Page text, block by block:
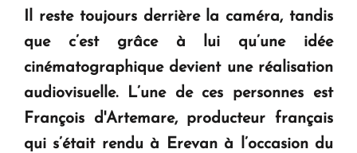
Il reste toujours derrière la caméra, tandis
que c’est grâce à lui qu’une idée
cinématographique devient une réalisation
audiovisuelle.
L’une de ces personnes est
François d'Artemare, producteur français
qui s’était rendu à Erevan à l’occasion du